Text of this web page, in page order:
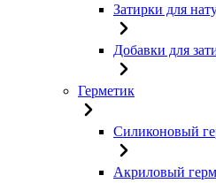
Затирки для
Добавки для
Герметик
Силиконовый
Акриловый